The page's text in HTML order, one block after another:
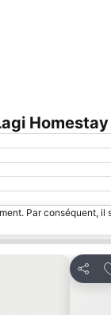
Par conséquent, il